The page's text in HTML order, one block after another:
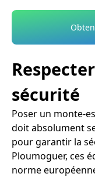
sécurité
Poser un monte-
doit absolument
pour garantir la
Ploumoguer, ces
norme